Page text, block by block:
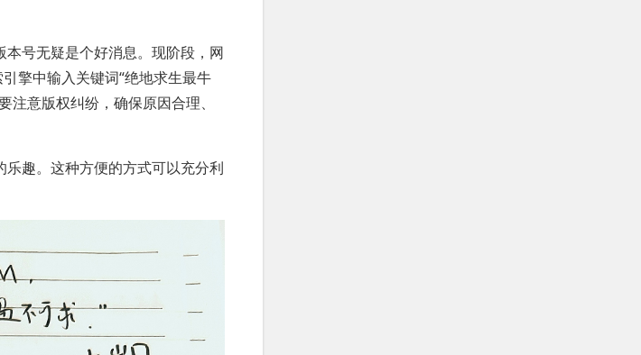
号无疑是个好消息。现阶段，网
擎中输入关键词“绝地求生最牛
意版权纠纷，确保原因合理、
趣。这种方便的方式可以充分利